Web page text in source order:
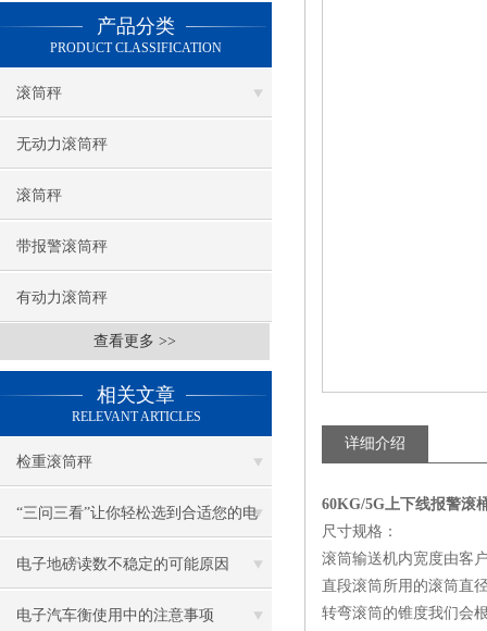
产品分类
PRODUCT CLASSIFICATION
滚筒秤
无动力滚筒秤
滚筒秤
带报警滚筒秤
有动力滚筒秤
查看更多 >>
相关文章
RELEVANT ARTICLES
检重滚筒秤
“三问三看”让你轻松选到合适您的电
子吊秤
电子地磅读数不稳定的可能原因
电子汽车衡使用中的注意事项
详细介绍
60KG/5G上下线报警滚
尺寸规格：
滚筒输送机内宽度由客
直段滚筒所用的滚筒直
转弯滚筒的锥度我们会